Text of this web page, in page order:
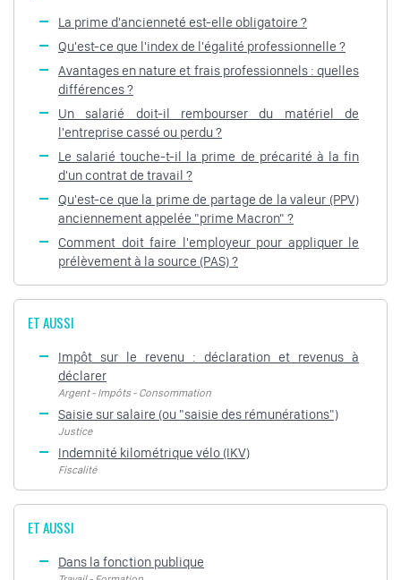
La prime d'ancienneté est-elle obligatoire ?
Qu'est-ce que l'index de l'égalité professionnelle ?
Avantages en nature et frais professionnels : quelles
différences ?
Un salarié doit-il rembourser du matériel de
l'entreprise cassé ou perdu ?
Le salarié touche-t-il la prime de précarité à la fin
d'un contrat de travail ?
Qu'est-ce que la prime de partage de la valeur (PPV)
anciennement appelée "prime Macron" ?
Comment doit faire l'employeur pour appliquer le
prélèvement à la source (PAS) ?
ET AUSSI
Impôt sur le revenu : déclaration et revenus à
déclarer
Argent - Impôts - Consommation
Saisie sur salaire (ou "saisie des rémunérations")
Justice
Indemnité kilométrique vélo (IKV)
Fiscalité
ET AUSSI
Dans la fonction publique